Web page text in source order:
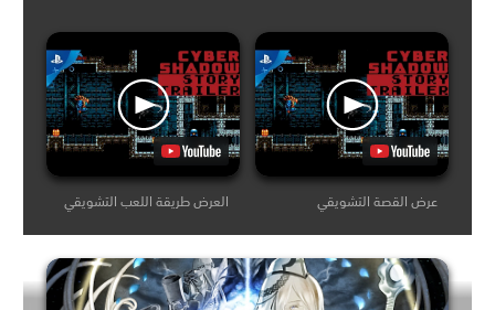
العرض طريقة اللعب التشويقي عرض القصة التشويقي